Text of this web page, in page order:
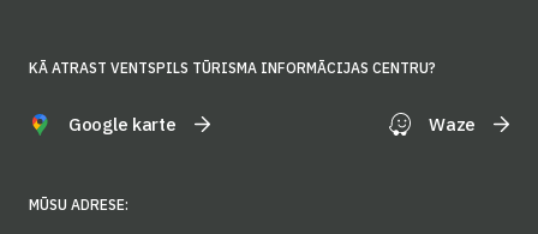
KĀ ATRAST VENTSPILS TŪRISMA INFORMĀCIJAS CENTRU?
Google karte Waze
MŪSU ADRESE: